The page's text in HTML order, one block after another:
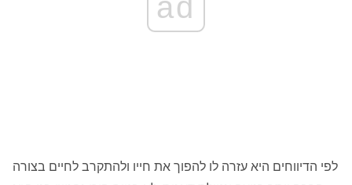
ad
לפי הדיווחים היא עזרה לו להפוך את חייו ולהתקרב לחיים בצורה